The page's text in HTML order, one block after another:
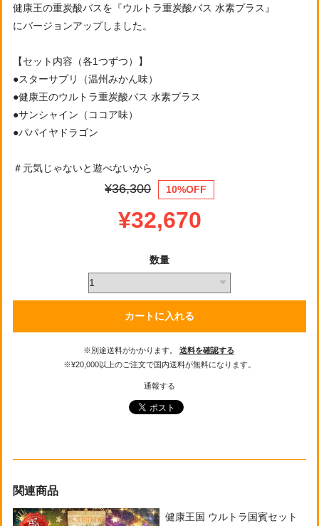
健康王の重炭酸バスを『ウルトラ重炭酸バス 水素プラス』
にバージョンアップしました。
【セット内容（各1つずつ）】
●スターサプリ（温州みかん味）
●健康王のウルトラ重炭酸バス 水素プラス
●サンシャイン（ココア味）
●パパイヤドラゴン
＃元気じゃないと遊べないから
¥36,300 10%OFF
¥32,670
数量
カートに入れる
※別途送料がかかります。
送料を確認する
※¥20,000以上のご注文で国内送料が無料になります。
通報する
関連商品
健康王国 ウルトラ国賓セット